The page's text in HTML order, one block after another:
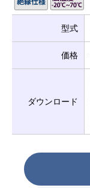
型式
価格
ダウンロード